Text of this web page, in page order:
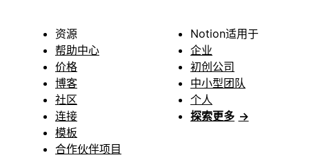
资源
帮助中心
价格
博客
社区
连接
模板
合作伙伴项目
Notion适用于
企业
初创公司
中小型团队
个人
探索更多 →